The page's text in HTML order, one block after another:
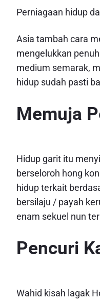
Perniagaan hidup
Asia tambah cara
mengelukkan
medium semarak,
hidup sudah pasti
Memuja
Hidup garit itu
berseloroh hong
hidup terkait
bersilaju / payah
enam sekuel nun
Pencuri
Wahid kisah lagak